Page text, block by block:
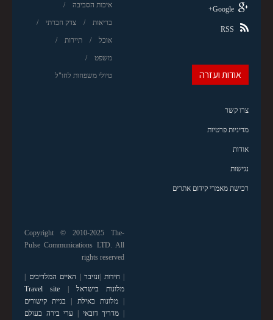
איכות הסביבה
בריאות צדק חברתי
אוכל תיירות
משפט
טיולי משפחות לחו"ל
Google+
RSS
אודות ועזרה
צרו קשר
מדיניות פרטיות
אודות
נגישות
רכישת מאמרי קידום אתרים
Copyright © 2010-2025 The-
Pulse Communications LTD. All
rights reserved
|חידות זנזיבר האיים המלדיבים
מלונות בישראל
Travel site
|מלונות באילת
בניית קישורים
מדריך דובאי
ערי בירה בעולם